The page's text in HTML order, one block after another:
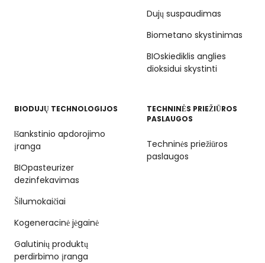
Dujų suspaudimas
Biometano skystinimas
BIOskiediklis anglies
dioksidui skystinti
BIODUJŲ TECHNOLOGIJOS
Išankstinio apdorojimo
įranga
BIOpasteurizer
dezinfekavimas
Šilumokaičiai
Kogeneracinė jėgainė
Galutinių produktų
perdirbimo įranga
TECHNINĖS PRIEŽIŪROS
PASLAUGOS
Techninės priežiūros
paslaugos